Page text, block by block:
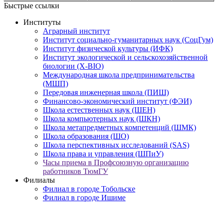
Быстрые ссылки
Институты
Аграрный институт
Институт социально-гуманитарных наук (СоцГум)
Институт физической культуры (ИФК)
Институт экологической и сельскохозяйственной
биологии (X-BIO)
Международная школа предпринимательства
(МШП)
Передовая инженерная школа (ПИШ)
Финансово-экономический институт (ФЭИ)
Школа естественных наук (ШЕН)
Школа компьютерных наук (ШКН)
Школа метапредметных компетенций (ШМК)
Школа образования (ШО)
Школа перспективных исследований (SAS)
Школа права и управления (ШПиУ)
Часы приема в Профсоюзную организацию
работников ТюмГУ
Филиалы
Филиал в городе Тобольске
Филиал в городе Ишиме